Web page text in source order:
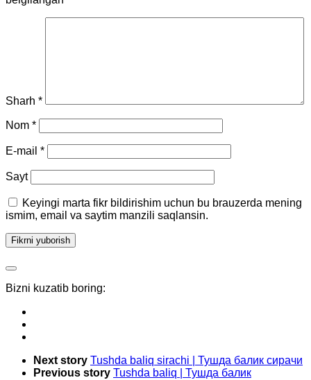
Sharh *
Nom *
E-mail *
Sayt
Keyingi marta fikr bildirishim uchun bu brauzerda mening
ismim, email va saytim manzili saqlansin.
Bizni kuzatib boring:
Next story Tushda baliq sirachi | Тушда балик сирачи
Previous story Tushda baliq | Тушда балик